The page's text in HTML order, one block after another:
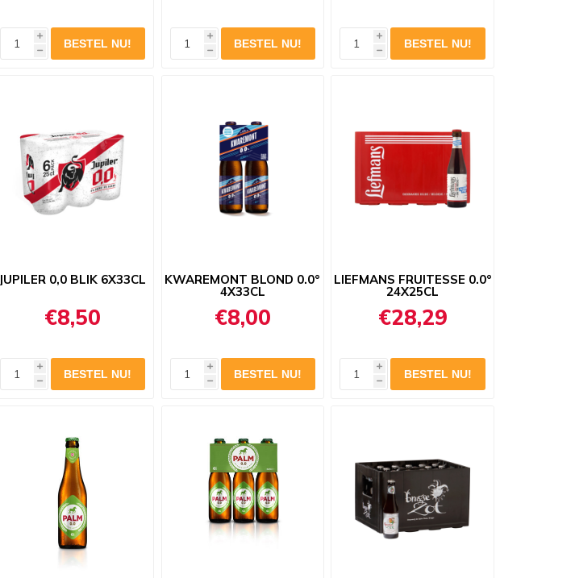
i
h
i
h
i
h
JUPILER 0,0 BLIK 6X33CL
€8,50
i
h
KWAREMONT BLOND 0.0°
4X33CL
€8,00
i
h
LIEFMANS FRUITESSE 0.0°
24X25CL
€28,29
i
h